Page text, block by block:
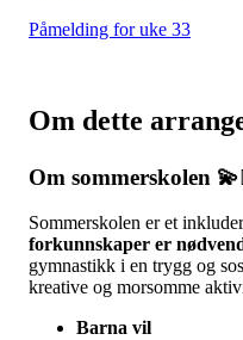
Påmelding for uke 33
Om dette
Om sommerskolen
Sommerskolen er et
forkunnskaper er
gymnastikk i en trygg og
kreative og morsomme
Barna vil